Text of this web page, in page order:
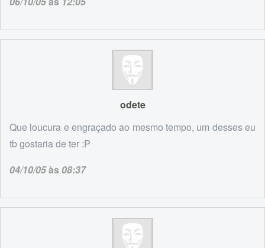
odete
Que loucura e engraçado ao mesmo tempo, um desses eu
tb gostaria de ter :P
04/10/05às08:37